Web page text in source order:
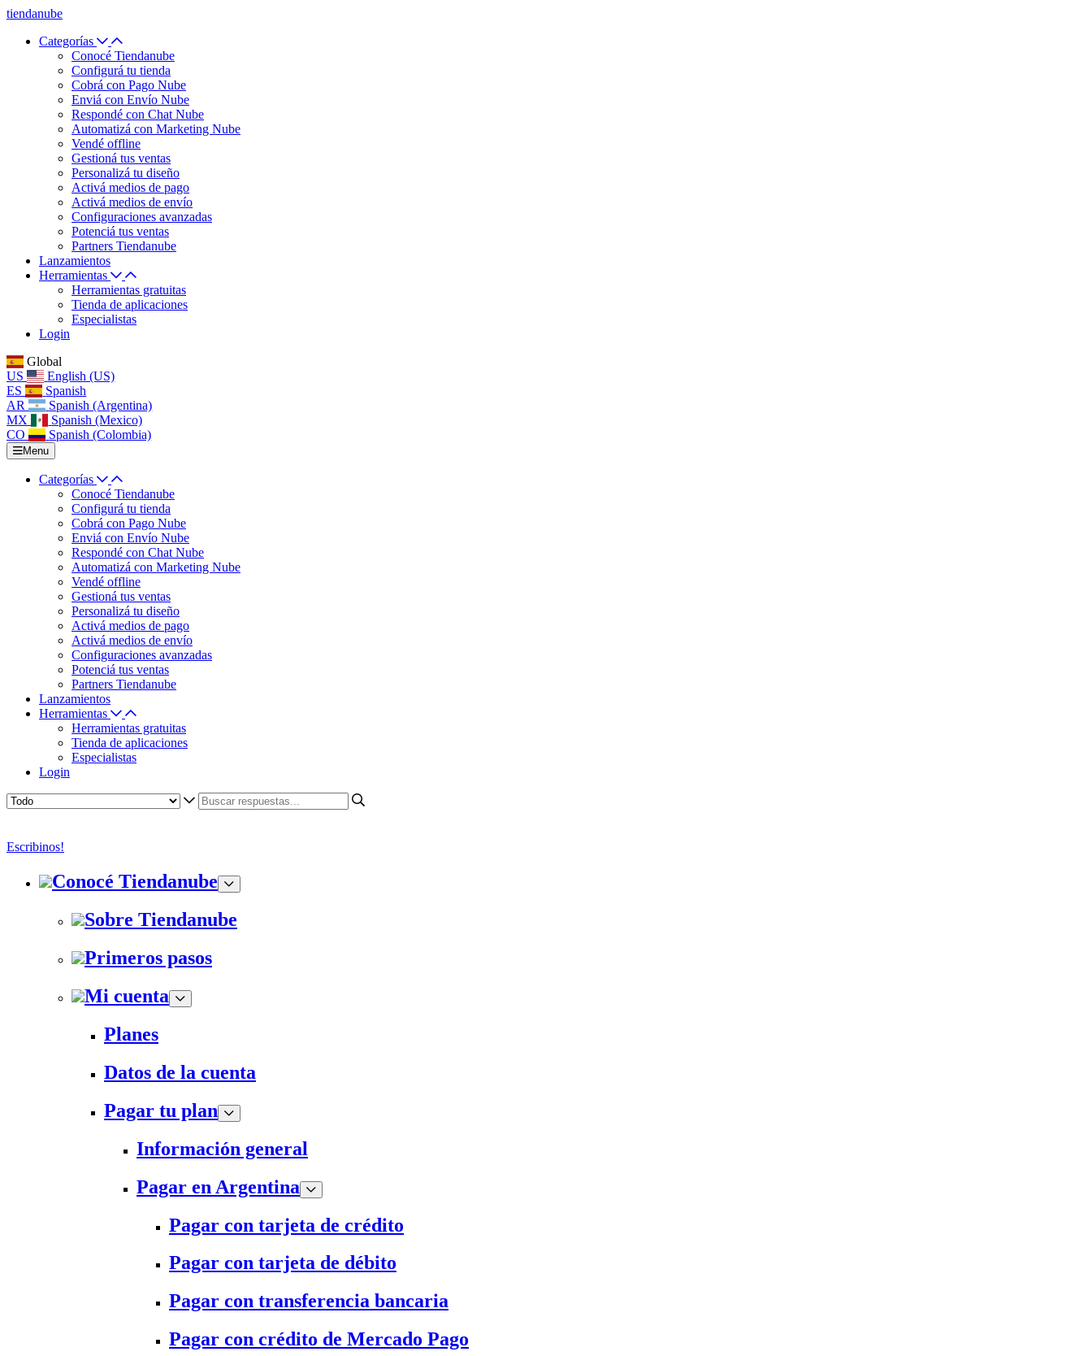
tiendanube
Categorías
Conocé Tiendanube
Configurá tu tienda
Cobrá con Pago Nube
Enviá con Envío Nube
Respondé con Chat Nube
Automatizá con Marketing Nube
Vendé offline
Gestioná tus ventas
Personalizá tu diseño
Activá medios de pago
Activá medios de envío
Configuraciones avanzadas
Potenciá tus ventas
Partners Tiendanube
Lanzamientos
Herramientas
Herramientas gratuitas
Tienda de aplicaciones
Especialistas
Login
Global
US
English (US)
ES
Spanish
AR
Spanish (Argentina)
MX
Spanish (Mexico)
CO
Spanish (Colombia)
Menu
Categorías
Conocé Tiendanube
Configurá tu tienda
Cobrá con Pago Nube
Enviá con Envío Nube
Respondé con Chat Nube
Automatizá con Marketing Nube
Vendé offline
Gestioná tus ventas
Personalizá tu diseño
Activá medios de pago
Activá medios de envío
Configuraciones avanzadas
Potenciá tus ventas
Partners Tiendanube
Lanzamientos
Herramientas
Herramientas gratuitas
Tienda de aplicaciones
Especialistas
Login
Escribinos!
Conocé Tiendanube
Sobre Tiendanube
Primeros pasos
Mi cuenta
Planes
Datos de la cuenta
Pagar tu plan
Información general
Pagar en Argentina
Pagar con tarjeta de crédito
Pagar con tarjeta de débito
Pagar con transferencia bancaria
Pagar con crédito de Mercado Pago